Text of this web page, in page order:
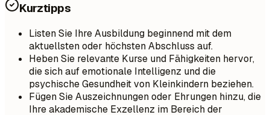
Kurztipps
Listen Sie Ihre Ausbildung beginnend mit dem
aktuellsten oder höchsten Abschluss auf.
Heben Sie relevante Kurse und Fähigkeiten hervor,
die sich auf emotionale Intelligenz und die
psychische Gesundheit von Kleinkindern beziehen.
Fügen Sie Auszeichnungen oder Ehrungen hinzu, die
Ihre akademische Exzellenz im Bereich der